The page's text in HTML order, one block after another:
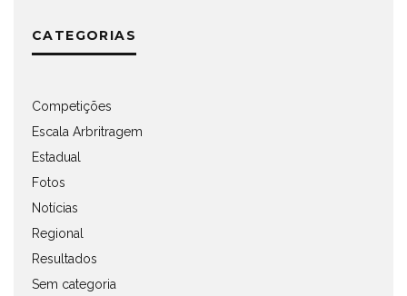
CATEGORIAS
Competições
Escala Arbritragem
Estadual
Fotos
Notícias
Regional
Resultados
Sem categoria